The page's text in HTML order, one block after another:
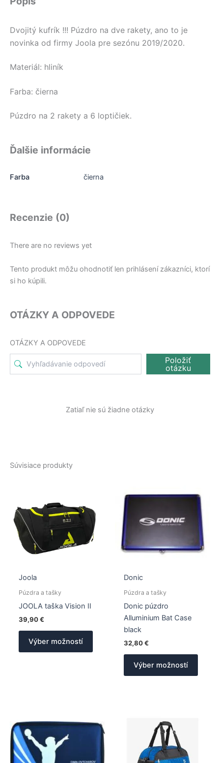
Dvojitý kufrík !!! Púzdro na dve rakety, ano to je
novinka od firmy Joola pre sezónu 2019/2020.
Materiál: hliník
Farba: čierna
Púzdro na 2 rakety a 6 loptičiek.
Ďalšie informácie
Farba čierna
Recenzie (0)
There are no reviews yet
Tento produkt môžu ohodnotiť len prihlásení zákazníci, ktorí
si ho kúpili.
OTÁZKY A ODPOVEDE
OTÁZKY A ODPOVEDE
Položiť
otázku
Zatiaľ nie sú žiadne otázky
Súvisiace produkty
Joola
Púzdra a tašky
JOOLA taška Vision II
39,90€
Výber možností
Tento
vybrať
stránke
Donic
Púzdra a tašky
Donic púzdro
Alluminium Bat Case
black
32,80€
Výber možností
Tento